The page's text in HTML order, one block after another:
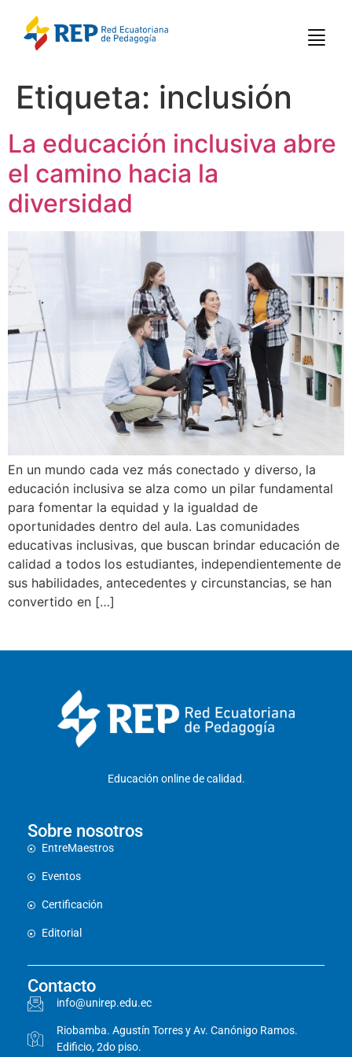
Etiqueta: inclusión
La educación inclusiva abre
el camino hacia la
diversidad
En un mundo cada vez más conectado y diverso, la
educación inclusiva se alza como un pilar fundamental
para fomentar la equidad y la igualdad de
oportunidades dentro del aula. Las comunidades
educativas inclusivas, que buscan brindar educación de
calidad a todos los estudiantes, independientemente de
sus habilidades, antecedentes y circunstancias, se han
convertido en […]
Educación online de calidad.
Sobre nosotros
EntreMaestros
Eventos
Certificación
Editorial
Contacto
info@unirep.edu.ec
Riobamba. Agustín Torres y Av. Canónigo Ramos.
Edificio, 2do piso.